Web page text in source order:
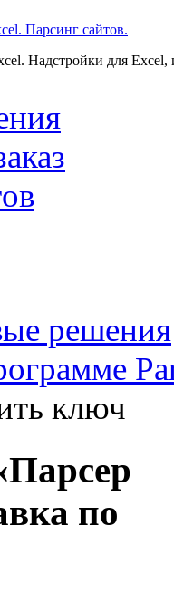
Парсинг сайтов.
Надстройки для Excel,
решения
ключ
по